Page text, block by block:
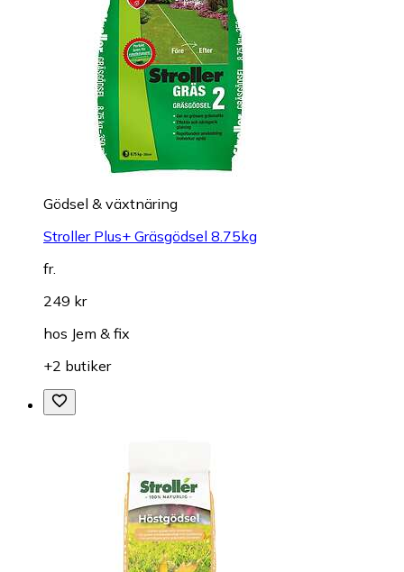
Gödsel & växtnäring
Stroller Plus+ Gräsgödsel 8.75kg
fr.
249 kr
hos Jem & fix
+2 butiker